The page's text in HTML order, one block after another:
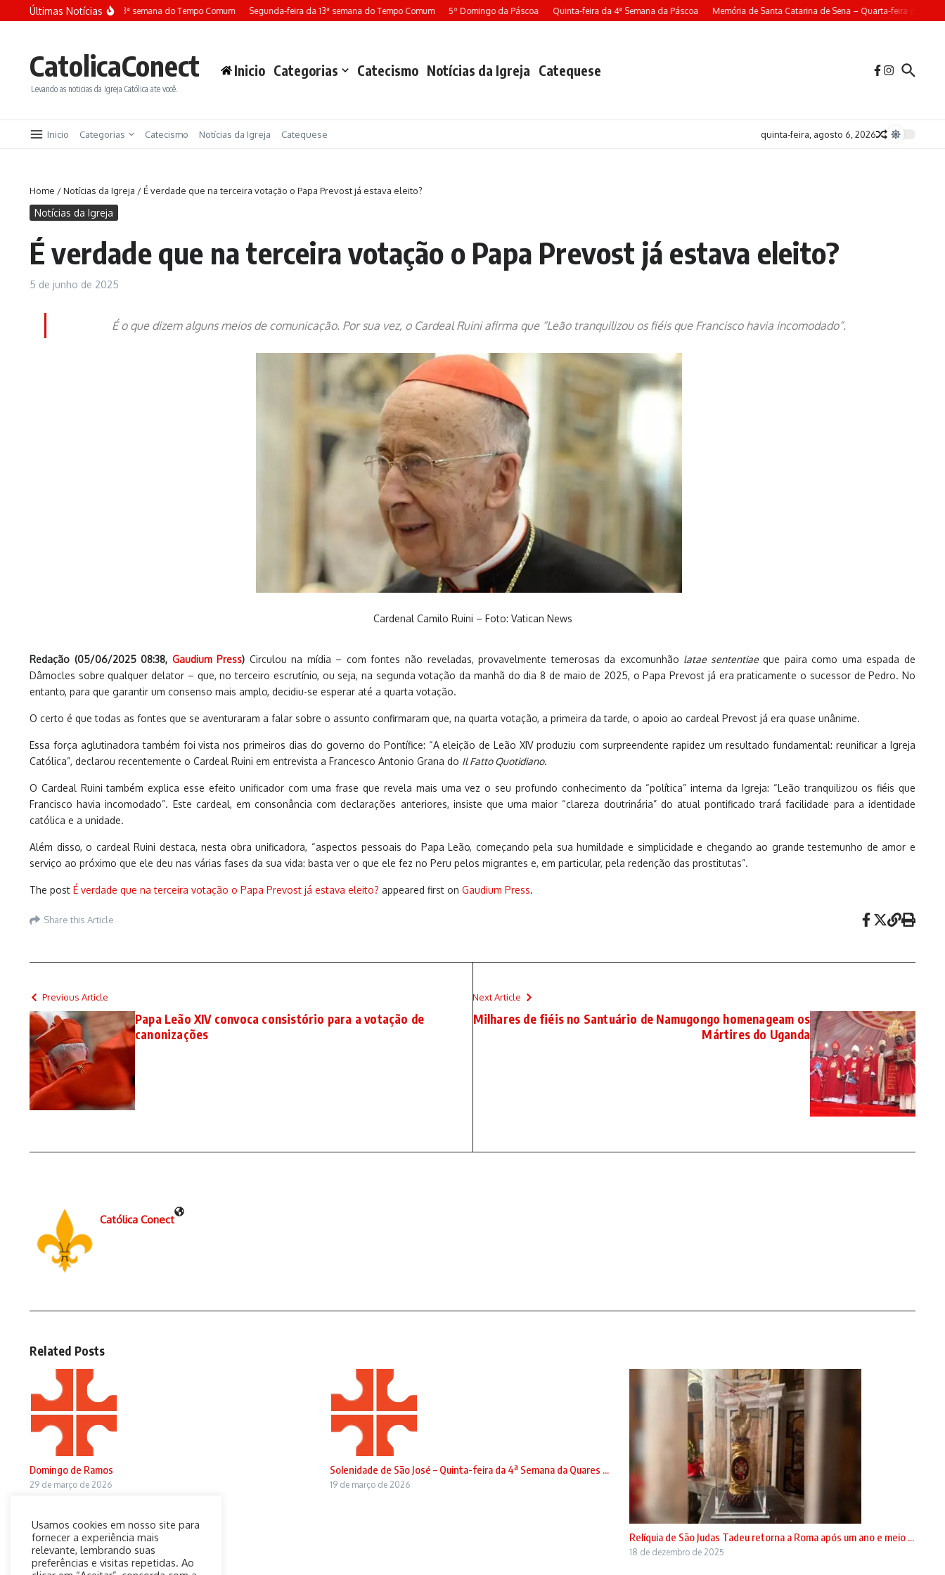
Ir para o conteúdo
Últimas Notícias
Terça-feira da 13ª semana do Tempo Comum Segunda-feira da 13ª semana do Tempo Comum 5º Domingo da Páscoa Quinta-feira da 4ª Semana da Páscoa Memória de Santa Catarina de Sena – Quarta-feira da 4ª
CatolicaConect
Levando as noticias da Igreja Católica ate você.
Inicio Categorias Catecismo Notícias da Igreja Catequese
Inicio Categorias Catecismo Notícias da Igreja Catequese quinta-feira, agosto 6, 2026
Home /Notícias da Igreja /É verdade que na terceira votação o Papa Prevost já estava eleito?
Notícias da Igreja
É verdade que na terceira votação o Papa Prevost já estava eleito?
5 de junho de 2025
É o que dizem alguns meios de comunicação. Por sua vez, o Cardeal Ruini afirma que “Leão tranquilizou os fiéis que Francisco havia incomodado”.
Cardenal Camilo Ruini – Foto: Vatican News
Redação (05/06/2025 08:38, Gaudium Press) Circulou na mídia – com fontes não reveladas, provavelmente temerosas da excomunhão latae sententiaeque paira como uma espada de
Dâmocles sobre qualquer delator – que, no terceiro escrutínio, ou seja, na segunda votação da manhã do dia 8 de maio de 2025, o Papa Prevost já era praticamente o sucessor de Pedro. No
entanto, para que garantir um consenso mais amplo, decidiu-se esperar até a quarta votação.
O certo é que todas as fontes que se aventuraram a falar sobre o assunto confirmaram que, na quarta votação, a primeira da tarde, o apoio ao cardeal Prevost já era quase unânime.
Essa força aglutinadora também foi vista nos primeiros dias do governo do Pontífice: “A eleição de Leão XIV produziu com surpreendente rapidez um resultado fundamental: reunificar a Igreja
Católica”, declarou recentemente o Cardeal Ruini em entrevista a Francesco Antonio Grana do Il Fatto Quotidiano.
O Cardeal Ruini também explica esse efeito unificador com uma frase que revela mais uma vez o seu profundo conhecimento da “política” interna da Igreja: “Leão tranquilizou os fiéis que
Francisco havia incomodado”. Este cardeal, em consonância com declarações anteriores, insiste que uma maior “clareza doutrinária” do atual pontificado trará facilidade para a identidade
católica e a unidade.
Além disso, o cardeal Ruini destaca, nesta obra unificadora, “aspectos pessoais do Papa Leão, começando pela sua humildade e simplicidade e chegando ao grande testemunho de amor e
serviço ao próximo que ele deu nas várias fases da sua vida: basta ver o que ele fez no Peru pelos migrantes e, em particular, pela redenção das prostitutas”.
The post É verdade que na terceira votação o Papa Prevost já estava eleito? appeared first on Gaudium Press.
Share this Article
Previous Article
Papa Leão XIV convoca consistório para a votação de
canonizações
Next Article
Milhares de fiéis no Santuário de Namugongo homenageam os
Mártires do Uganda
Católica Conect
Related Posts
Domingo de Ramos
29 de março de 2026
Solenidade de São José – Quinta-feira da 4ª Semana da Quares ...
19 de março de 2026
Relíquia de São Judas Tadeu retorna a Roma após um ano e meio ...
18 de dezembro de 2025
Usamos cookies em nosso site para
fornecer a experiência mais
relevante, lembrando suas
preferências e visitas repetidas. Ao